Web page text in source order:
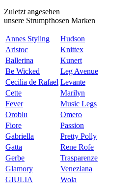
Zuletzt angesehen
unsere Strumpfhosen Marken
Annes Styling
Hudson
Aristoc
Knittex
Ballerina
Kunert
Be Wicked
Leg Avenue
Cecilia de Rafael Levante
Cette
Marilyn
Fever
Music Legs
Oroblu
Omero
Fiore
Passion
Gabriella
Pretty Polly
Gatta
Rene Rofe
Gerbe
Trasparenze
Glamory
Veneziana
GIULIA
Wola